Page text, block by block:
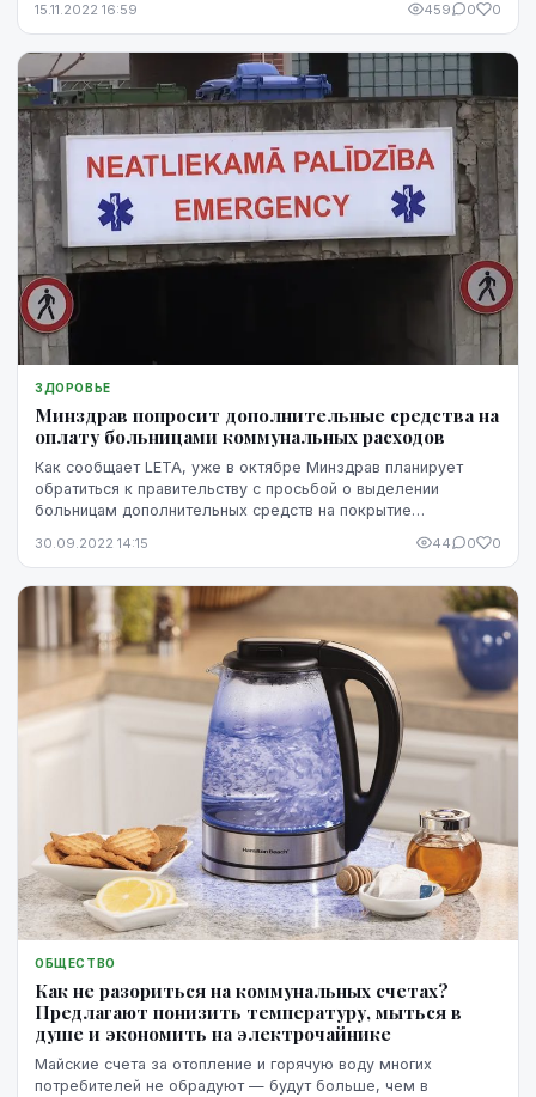
15.11.2022 16:59 459 0 0
ЗДОРОВЬЕ
Минздрав попросит дополнительные средства на
оплату больницами коммунальных расходов
Как сообщает LETA, уже в октябре Минздрав планирует
обратиться к правительству с просьбой о выделении
больницам дополнительных средств на покрытие
30.09.2022 14:15 44 0 0
ОБЩЕСТВО
Как не разориться на коммунальных счетах?
Предлагают понизить температуру, мыться в
душе и экономить на электрочайнике
Майские счета за отопление и горячую воду многих
потребителей не обрадуют — будут больше, чем в